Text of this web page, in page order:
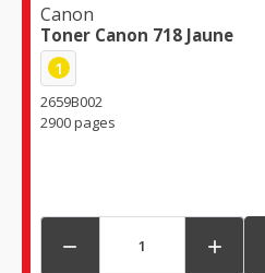
Canon
Toner Canon 718 Jaune
1
2659B002
2900 pages
 